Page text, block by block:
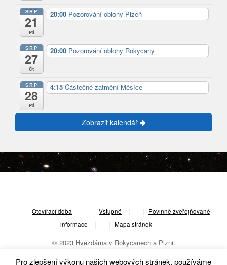
SRP
21
Pá
20:00 Pozorování oblohy Plzeň
SRP
27
Čt
20:00 Pozorování oblohy Rokycany
SRP
28
Pá
4:15 Částečné zatmění Měsíce
Zobrazit kalendář
Otevírací doba Vstupné
Povinně zveřejňované
informace
Mapa stránek
© 2023 Hvězdárna v Rokycanech a Plzni.
Pro zlepšení výkonu našich webových stránek, používáme